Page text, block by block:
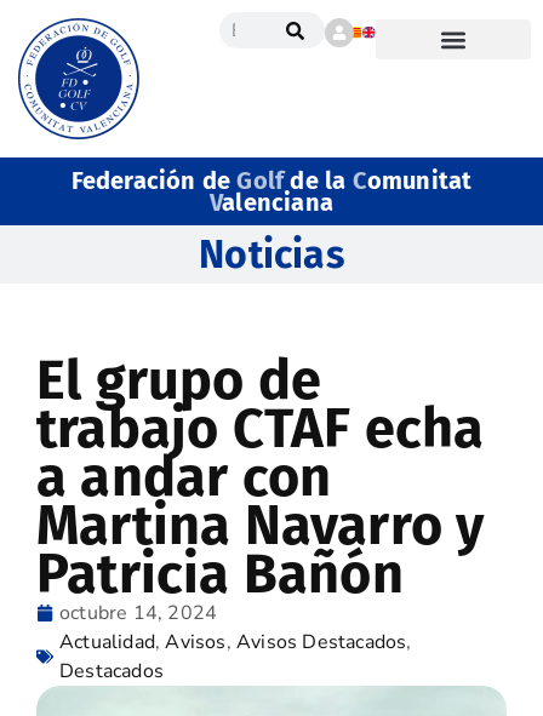
Federación deGolfde la Comunitat
Valenciana
Noticias
El grupo de
trabajo CTAF echa
a andar con
Martina Navarro y
Patricia Bañón
octubre 14, 2024
Actualidad,Avisos,Avisos Destacados,
Destacados